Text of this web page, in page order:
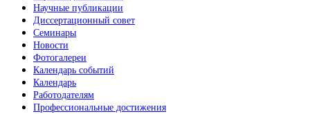
Научные публикации
Диссертационный совет
Семинары
Новости
Фотогалереи
Календарь событий
Календарь
Работодателям
Профессиональные достижения